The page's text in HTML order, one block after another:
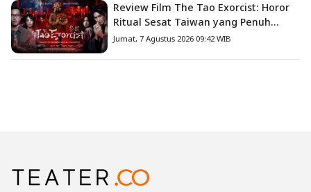
Review Film The Tao Exorcist: Horor
Ritual Sesat Taiwan yang Penuh
Misteri dan Teror Psikologis
Jumat, 7 Agustus 2026 09:42 WIB